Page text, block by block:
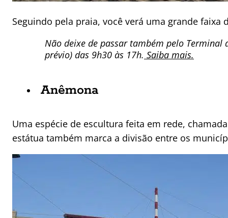
Seguindo pela praia, você verá uma grande
Não deixe de passar também pelo
prévio) das 9h30 às 17h. Saiba mais.
Anêmona
Uma espécie de escultura feita em rede,
estátua também marca a divisão entre os